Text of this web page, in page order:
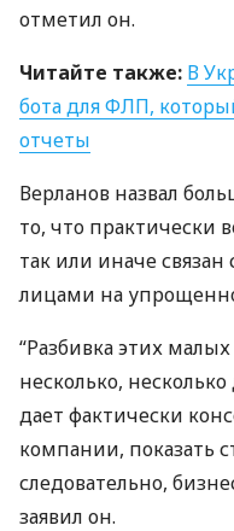
отметил он.
Читайте также: В
бота дляФЛП,
отчеты
Верланов назвал
то, что практически
так или иначе связан
лицами на
“Разбивка этих
несколько,
дает фактически
компании, показать
следовательно,
заявил он.